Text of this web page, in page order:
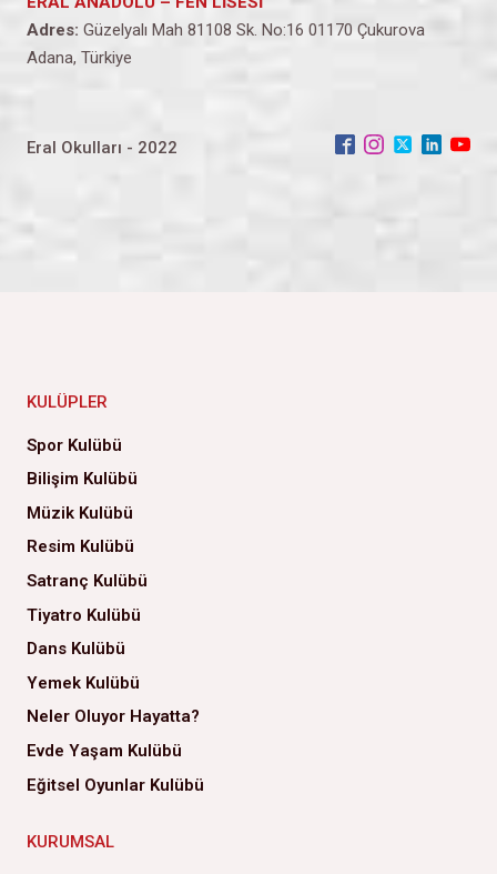
Adres: Güzelyalı Mah 81108 Sk. No:16 01170 Çukurova
Adana, Türkiye
Eral Okulları - 2022
KULÜPLER
Spor Kulübü
Bilişim Kulübü
Müzik Kulübü
Resim Kulübü
Satranç Kulübü
Tiyatro Kulübü
Dans Kulübü
Yemek Kulübü
Neler Oluyor Hayatta?
Evde Yaşam Kulübü
Eğitsel Oyunlar Kulübü
KURUMSAL